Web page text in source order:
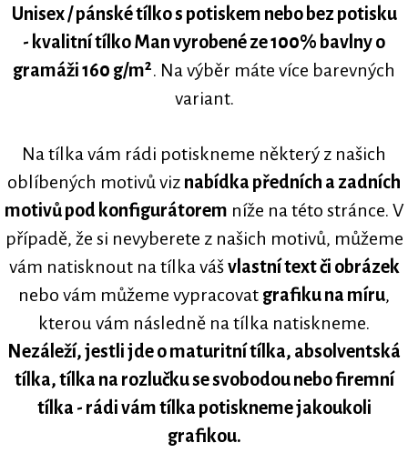
Unisex / pánské tílko s potiskem nebo bez potisku
- kvalitní tílko Man vyrobené ze 100% bavlny o
gramáži 160 g/m². Na výběr máte více barevných
variant.
Na tílka vám rádi potiskneme některý z našich
oblíbených motivů viz nabídka předních a zadních
motivů pod konfigurátorem níže na této stránce. V
případě, že si nevyberete z našich motivů, můžeme
vám natisknout na tílka vášvlastní text či obrázek
nebo vám můžeme vypracovat grafiku na míru,
kterou vám následně na tílka natiskneme.
Nezáleží, jestli jde o maturitní tílka, absolventská
tílka, tílka na rozlučku se svobodou nebo firemní
tílka - rádi vám tílka potiskneme jakoukoli
grafikou.